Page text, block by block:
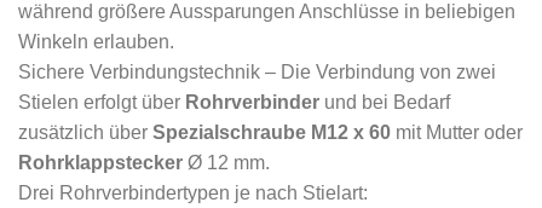
während größere Aussparungen Anschlüsse in beliebigen
Winkeln erlauben.
Sichere Verbindungstechnik – Die Verbindung von zwei
Stielen erfolgt über Rohrverbinder und bei Bedarf
zusätzlich über Spezialschraube M12 x 60 mit Mutter oder
Rohrklappstecker Ø 12 mm.
Drei Rohrverbindertypen je nach Stielart: